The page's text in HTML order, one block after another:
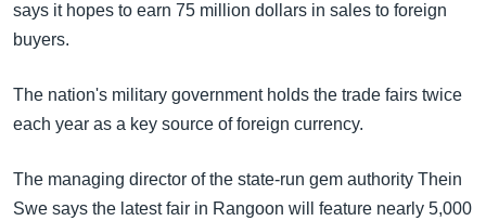
ကျော်
ကြည့်
ညွန်း
စာမျက်နှာ
အမေရိကန်သုံးအီဒီယံ
ရုပ်ရှင်ထဲက အင်္ဂလိပ်စာ
အပတ်စဉ်ကဏ္ဍများ
တီဗွီ
ရေဒီယို/တီဗွီအစီအစဉ်
Learning English
says it hopes to earn 75 million dollars in sales to foreign
buyers.
The nation's military government holds the trade fairs twice
each year as a key source of foreign currency.
The managing director of the state-run gem authority Thein
Swe says the latest fair in Rangoon will feature nearly 5,000